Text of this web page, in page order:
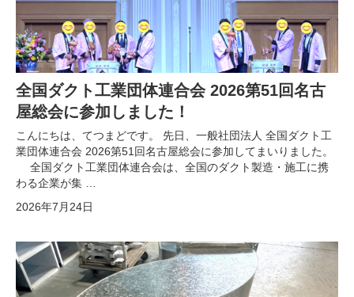
全国ダクト工業団体連合会 2026第51回名古
屋総会に参加しました！
こんにちは、てつまどです。 先日、一般社団法人 全国ダクト工
業団体連合会 2026第51回名古屋総会に参加してまいりました。
全国ダクト工業団体連合会は、全国のダクト製造・施工に携
わる企業が集 …
2026年7月24日